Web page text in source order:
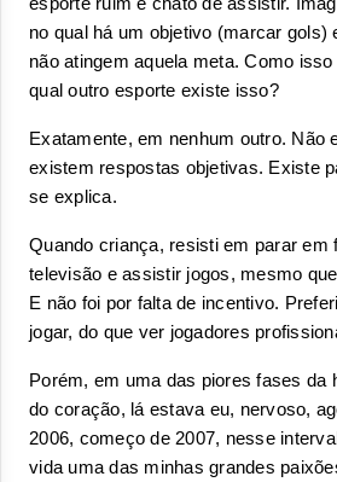
no qual há um objetivo (marcar gols)
não atingem aquela meta. Como
qual outro esporte existe isso?
Exatamente, em nenhum outro. Não
existem respostas objetivas. Existe
se explica.
Quando criança, resisti em parar em
televisão e assistir jogos, mesmo
E não foi por falta de incentivo.
jogar, do que ver jogadores
Porém, em uma das piores fases da
do coração, lá estava eu, nervoso,
2006, começo de 2007, nesse
vida uma das minhas grandes